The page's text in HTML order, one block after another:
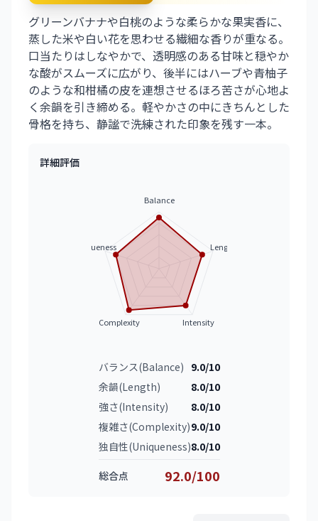
グリーンバナナや白桃のような柔らかな果実香に、
蒸した米や白い花を思わせる繊細な香りが重なる。
口当たりはしなやかで、透明感のある甘味と穏やか
な酸がスムーズに広がり、後半にはハーブや青柚子
のような和柑橘の皮を連想させるほろ苦さが心地よ
く余韻を引き締める。軽やかさの中にきちんとした
骨格を持ち、静謐で洗練された印象を残す一本。
詳細評価
Balance
Length
Intensity
Complexity
Uniqueness
バランス(Balance) 9.0/10
余韻(Length)
8.0/10
強さ(Intensity)
8.0/10
複雑さ(Complexity)9.0/10
独自性(Uniqueness)8.0/10
総合点 92.0/100